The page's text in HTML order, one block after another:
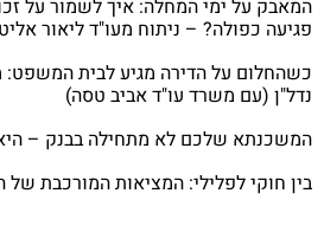
המאבק על ימי המחלה: איך לשמור על
פגיעה כפולה? – ניתוח מעו"ד ליאור
כשהחלום על הדירה מגיע לבית המשפט:
נדל"ן (עם משרד עו"ד אביב טסה)
המשכנתא שלכם לא מתחילה בבנק –
בין חוקי לפלילי: המציאות המורכבת